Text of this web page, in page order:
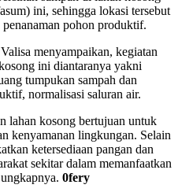
ini, sehingga lokasi tersebut
pohon produktif.
menyampaikan, kegiatan
ini diantaranya yakni
tumpukan sampah dan
normalisasi saluran air.
lahan kosong bertujuan untuk
kenyamanan lingkungan. Selain
ketersediaan pangan dan
sekitar dalam memanfaatkan
0fery